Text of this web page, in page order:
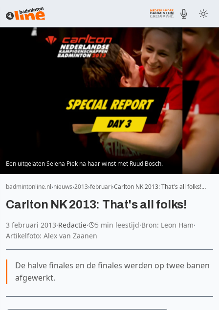
Een uitgelaten Selena Piek na haar winst met Ruud Bosch.
badmintonline.nl nieuws 2013 februari Carlton NK 2013: That's all folks!…
Carlton NK 2013: That's all folks!
3 februari 2013·Redactie· 5 min leestijd·Bron: Leon Ham·
Artikelfoto: Alex van Zaanen
De halve finales en de finales werden op twee banen
afgewerkt.